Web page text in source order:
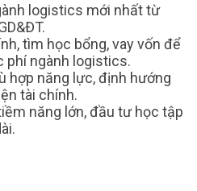
logistics mới nhất từ
tìm học bổng, vay vốn để
phí ngành logistics.
hợp năng lực, định hướng
tài chính.
năng lớn, đầu tư học tập